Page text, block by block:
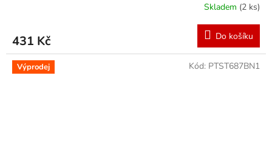
Skladem (2 ks)
431 Kč Do košíku
Výprodej Kód: PTST687BN1